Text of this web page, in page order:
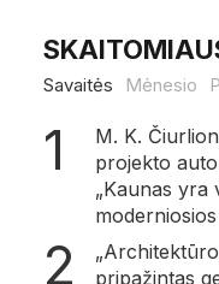
Savaitės Mėnesio
M. K.
projekto
„Kaunas yra
pripažintas